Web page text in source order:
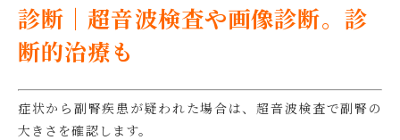
診断｜超音波検査や画像診断。診
断的治療も
症状から副腎疾患が疑われた場合は、超音波検査で副腎の
大きさを確認します。